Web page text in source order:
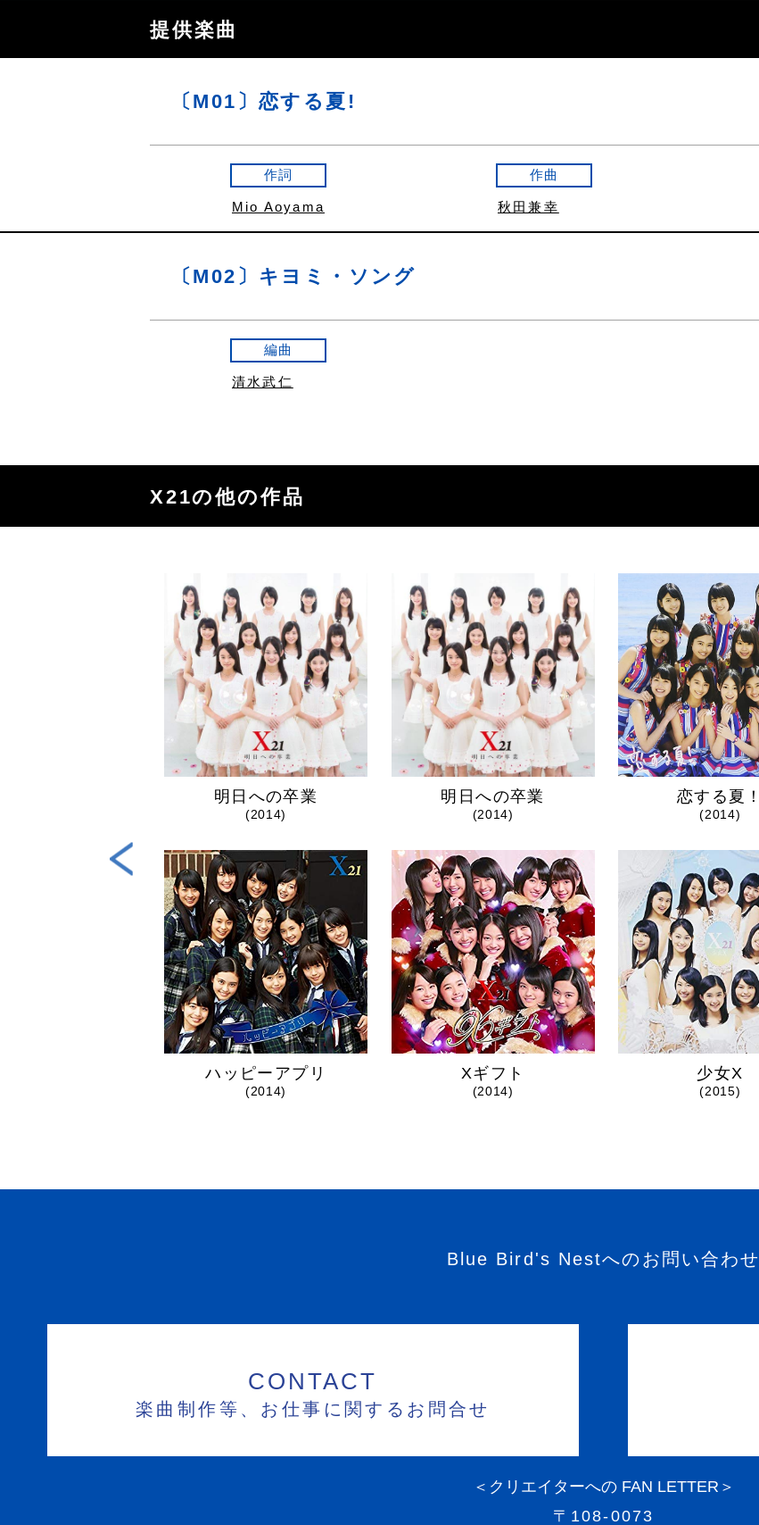
提供楽曲
〔M01〕恋する夏!
作詞
Mio Aoyama
作曲
秋田兼幸
〔M02〕キヨミ・ソング
編曲
清水武仁
X21の他の作品
明日への卒業
(2014)
明日への卒業
(2014)
恋する夏！
(2014)
ハッピーアプリ
(2014)
Xギフト
(2014)
少女X
(2015)
Blue Bird's Nestへのお問い合わせ
CONTACT
楽曲制作等、お仕事に関するお問合せ
＜クリエイターへの FAN LETTER＞
〒108-0073